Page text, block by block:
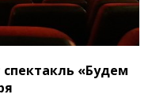
«Будем